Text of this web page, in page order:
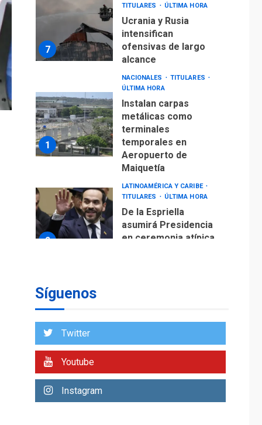
7
TITULARES
ÚLTIMA HORA
Ucrania y Rusia
intensifican
ofensivas de largo
alcance
1
NACIONALES
TITULARES
ÚLTIMA HORA
Instalan carpas
metálicas como
terminales
temporales en
Aeropuerto de
Maiquetía
2
LATINOAMÉRICA Y CARIBE
TITULARES
ÚLTIMA HORA
De la Espriella
asumirá Presidencia
en ceremonia atípica
3
de diálogo en
4
POLÍTICA
TITULARES
Gobierno y AN2015 en
diálogo
Síguenos
Twitter
Youtube
Instagram